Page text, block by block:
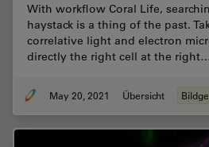
With workflow Coral Life,
haystack is a thing of the past.
correlative light and electron
directly the right cell at the right…
May 20, 2021 Übersicht